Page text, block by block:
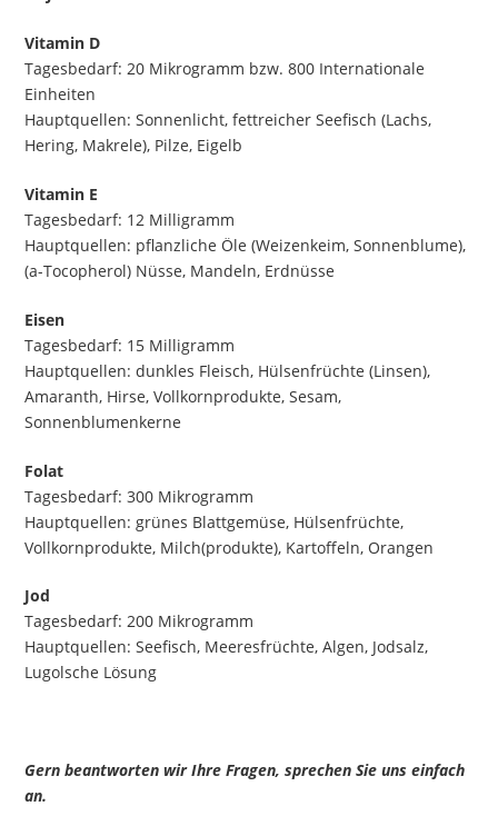
Vitamin D
Tagesbedarf: 20 Mikrogramm bzw. 800 Internationale
Einheiten
Hauptquellen: Sonnenlicht, fettreicher Seefisch (Lachs,
Hering, Makrele), Pilze, Eigelb
Vitamin E
Tagesbedarf: 12 Milligramm
Hauptquellen: pflanzliche Öle (Weizenkeim, Sonnenblume),
(a-Tocopherol) Nüsse, Mandeln, Erdnüsse
Eisen
Tagesbedarf: 15 Milligramm
Hauptquellen: dunkles Fleisch, Hülsenfrüchte (Linsen),
Amaranth, Hirse, Vollkornprodukte, Sesam,
Sonnenblumenkerne
Folat
Tagesbedarf: 300 Mikrogramm
Hauptquellen: grünes Blattgemüse, Hülsenfrüchte,
Vollkornprodukte, Milch(produkte), Kartoffeln, Orangen
Jod
Tagesbedarf: 200 Mikrogramm
Hauptquellen: Seefisch, Meeresfrüchte, Algen, Jodsalz,
Lugolsche Lösung
Gern beantworten wir Ihre Fragen, sprechen Sie uns einfach
an.